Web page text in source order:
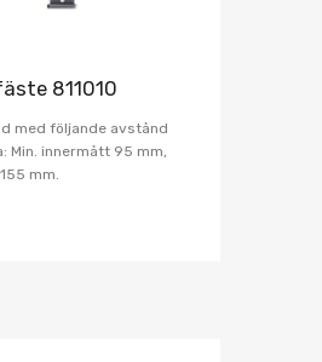
811010
med följande avstånd
Min. innermått 95 mm,
mm.